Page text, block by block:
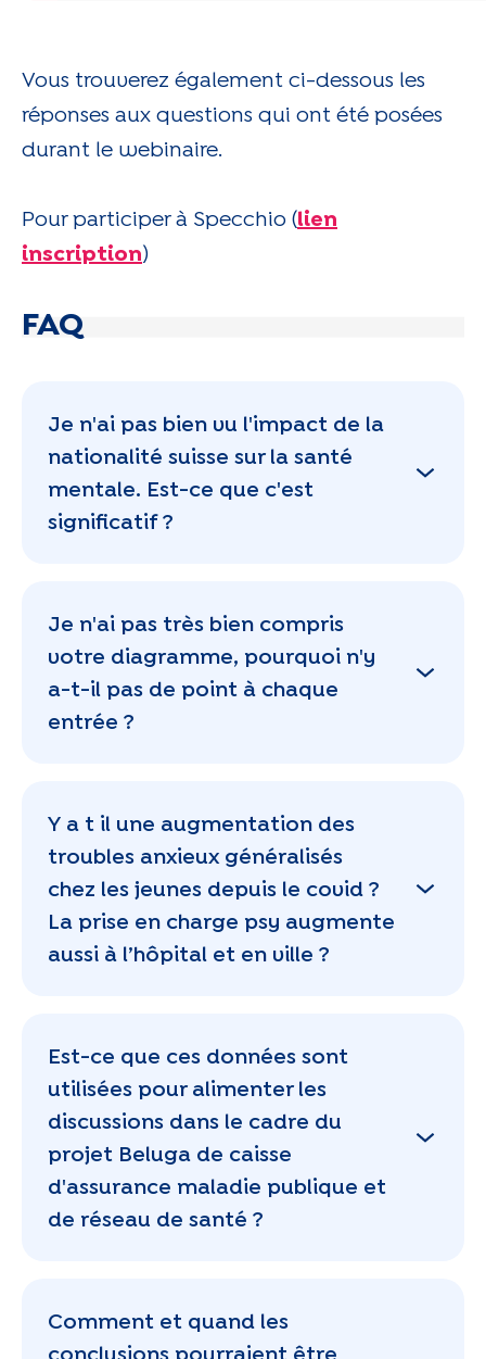
Vous trouverez également ci-dessous les
réponses aux questions qui ont été posées
durant le webinaire.
Pour participer à Specchio (lien
inscription)
FAQ
Je n'ai pas bien vu l'impact de la
nationalité suisse sur la santé
mentale. Est-ce que c'est
significatif ?
Je n'ai pas très bien compris
votre diagramme, pourquoi n'y
a-t-il pas de point à chaque
entrée ?
Y a t il une augmentation des
troubles anxieux généralisés
chez les jeunes depuis le covid ?
La prise en charge psy augmente
aussi à l’hôpital et en ville ?
Est-ce que ces données sont
utilisées pour alimenter les
discussions dans le cadre du
projet Beluga de caisse
d'assurance maladie publique et
de réseau de santé ?
Comment et quand les
conclusions pourraient être